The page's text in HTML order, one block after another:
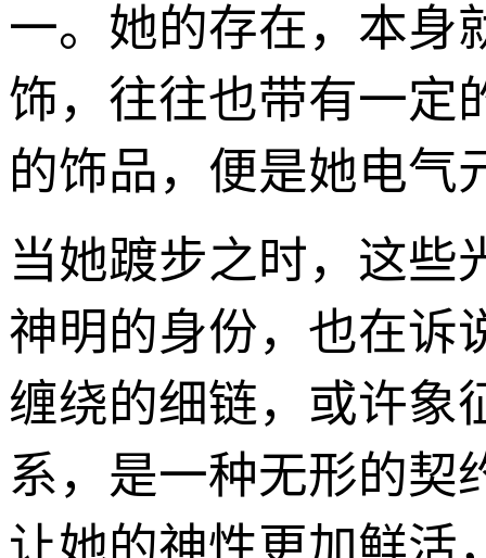
一。她的存在，本身
饰，往往也带有一定
的饰品，便是她电气
当她踱步之时，这些
神明的身份，也在诉
缠绕的细链，或许象
系，是一种无形的契